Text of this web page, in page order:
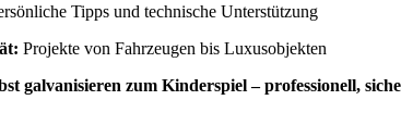
Tipps und technische Unterstützung
Projekte von Fahrzeugen bis Luxusobjekten
galvanisieren zum Kinderspiel – professionell,